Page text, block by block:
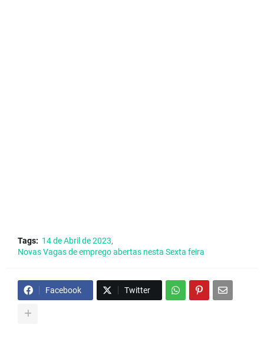
Tags: 14 de Abril de 2023
Novas Vagas de emprego abertas nesta Sexta feira
Facebook Twitter